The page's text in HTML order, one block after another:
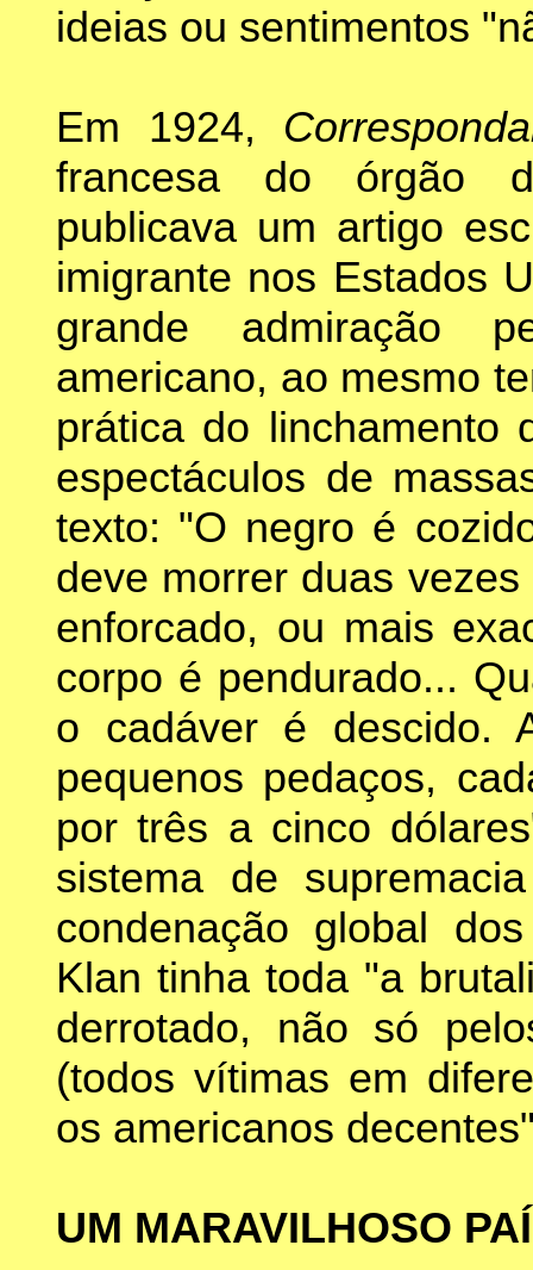
ideias ou sentimentos
Em 1924,
francesa do órgão
publicava um artigo
imigrante nos Estados
grande admiração
americano, ao mesmo
prática do linchamento
espectáculos de
texto: "O negro é
deve morrer duas
enforcado, ou mais
corpo é pendurado...
o cadáver é descido.
pequenos pedaços,
por três a cinco
sistema de
condenação global
Klan tinha toda "a
derrotado, não só
(todos vítimas em
os americanos
UM MARAVILHOSO